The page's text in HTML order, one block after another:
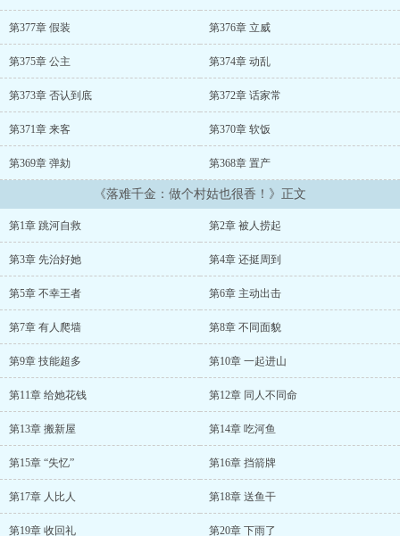
是 “废物点心”不言自明！不过， “阿远，你真不是工具人？”江
远：“何为‘工具人’？”谢莞娘：“......不，算了，没什么，你就这样就
挺好的。”江远：“......哦。”...
第377章 假装 第376章 立威
第375章 公主 第374章 动乱
第373章 否认到底 第372章 话家常
第371章 来客 第370章 软饭
第369章 弹劾 第368章 置产
《落难千金：做个村姑也很香！》正文
第1章 跳河自救 第2章 被人捞起
第3章 先治好她 第4章 还挺周到
第5章 不幸王者 第6章 主动出击
第7章 有人爬墙 第8章 不同面貌
第9章 技能超多 第10章 一起进山
第11章 给她花钱 第12章 同人不同命
第13章 搬新屋 第14章 吃河鱼
第15章 “失忆” 第16章 挡箭牌
第17章 人比人 第18章 送鱼干
第19章 收回礼 第20章 下雨了